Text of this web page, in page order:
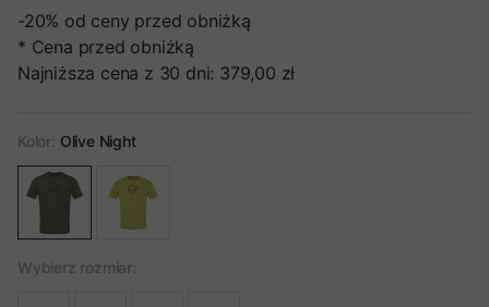
-20% od ceny przed obniżką
* Cena przed obniżką
Najniższa cena z 30 dni: 379,00 zł
Kolor: Olive Night
Wybierz rozmiar: